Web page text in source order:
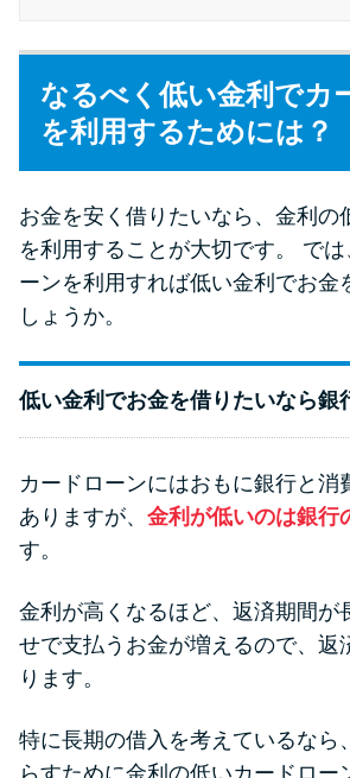
その他コラム
今月の家賃払え
は解決しないと
処法3つ
家賃払えないが
たい…市役所に
街金とは？絶対
に悩む人へ街金
質屋でお金を借
未成年でもお金
る？
なるべく低い金利でカ
を利用するためには？
お金を安く借りたいなら、金利の
を利用することが大切です。 で
ーンを利用すれば低い金利でお金
しょうか。
低い金利でお金を借りたいなら銀
カードローンにはおもに銀行と消
ありますが、 金利が低いのは銀行
す。
金利が高くなるほど、返済期間が
せで支払うお金が増えるので、返
ります。
特に長期の借入を考えているなら